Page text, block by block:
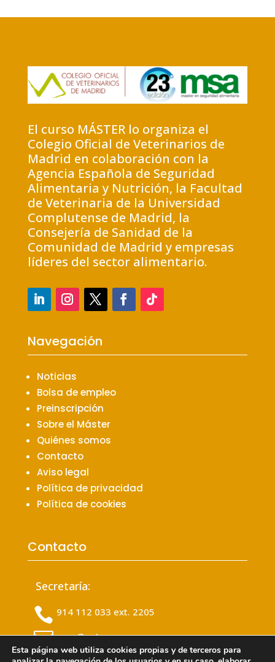
El curso MÁSTER lo organiza el
Colegio Oficial de Veterinarios de
Madrid en colaboración con la
Agencia Española de Seguridad
Alimentaria y Nutrición, la Facultad
de Veterinaria de la Universidad
Complutense de Madrid, la
Consejería de Sanidad de la
Comunidad de Madrid y empresas
líderes del sector alimentario.
Navegación
Noticias
Bolsa de empleo
Preinscripción
Sobre el Máster
Quiénes somos
Contacto
Aviso legal
Política de privacidad
Política de cookies
Contacto
Secretaría:
 914 112 033 ext. 2205
 msa@colvema.org
Esta página web utiliza cookies propias y de terceros para